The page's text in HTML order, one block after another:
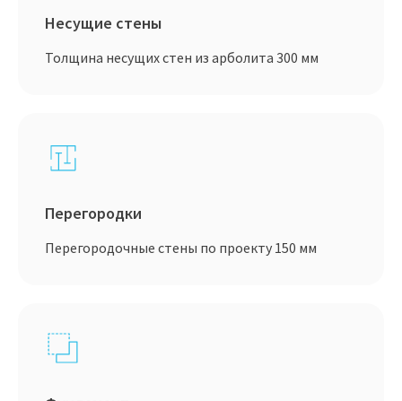
Несущие стены
Толщина несущих стен из арболита 300 мм
Перегородки
Перегородочные стены по проекту 150 мм